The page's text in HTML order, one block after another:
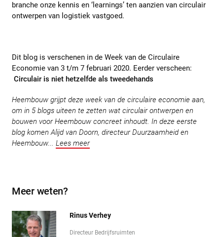
branche onze kennis en ‘learnings’ ten aanzien van circulair
ontwerpen van logistiek vastgoed.
Dit blog is verschenen in de Week van de Circulaire
Economie van 3 t/m 7 februari 2020. Eerder verscheen:
Circulair is niet hetzelfde als tweedehands
Heembouw grijpt deze week van de circulaire economie aan,
om in 5 blogs uiteen te zetten wat circulair ontwerpen en
bouwen voor Heembouw concreet inhoudt. In deze eerste
blog komen Alijd van Doorn, directeur Duurzaamheid en
Heembouw... Lees meer
Meer weten?
Rinus Verhey
Directeur Bedrijfsruimten